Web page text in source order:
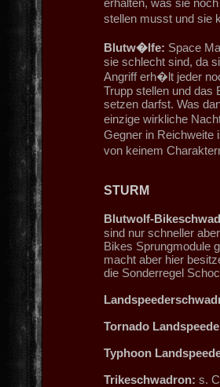
erhalten, was sie
stellen musst und sie
Blutw�lfe: Space
sie schlecht sind, da
Angriff erh�lt jeder
Trupp stellen und das
setzen darfst. Was
einzige wirkliche
Gegner in
von keinem
STURM
Blutwolf-
sind nur schneller
Bikes Sprungmodule
macht aber hier
die Sonderregel
Tornado
Typhoon
Trikeschwadron: s.